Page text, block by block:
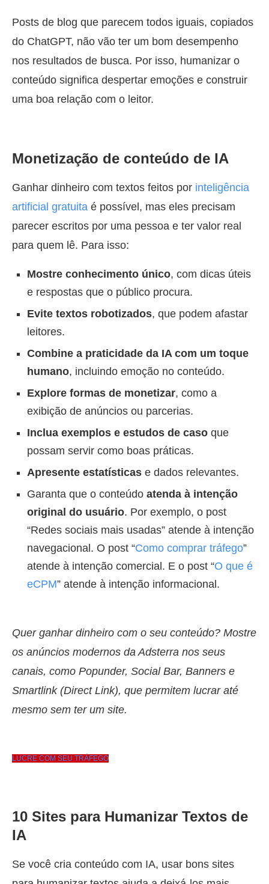
Posts de blog que parecem todos iguais, copiados
do ChatGPT, não vão ter um bom desempenho
nos resultados de busca. Por isso, humanizar o
conteúdo significa despertar emoções e construir
uma boa relação com o leitor.
Monetização de conteúdo de IA
Ganhar dinheiro com textos feitos por inteligência
artificial gratuita é possível, mas eles precisam
parecer escritos por uma pessoa e ter valor real
para quem lê. Para isso:
Mostre conhecimento único, com dicas úteis
e respostas que o público procura.
Evite textos robotizados, que podem afastar
leitores.
Combine a praticidade da IA com um toque
humano, incluindo emoção no conteúdo.
Explore formas de monetizar, como a
exibição de anúncios ou parcerias.
Inclua exemplos e estudos de caso que
possam servir como boas práticas.
Apresente estatísticas e dados relevantes.
Garanta que o conteúdo atenda à intenção
original do usuário. Por exemplo, o post
“Redes sociais mais usadas” atende à intenção
navegacional. O post “Como comprar tráfego”
atende à intenção comercial. E o post “O que é
eCPM” atende à intenção informacional.
Quer ganhar dinheiro com o seu conteúdo? Mostre
os anúncios modernos da Adsterra nos seus
canais, como Popunder, Social Bar, Banners e
Smartlink (Direct Link), que permitem lucrar até
mesmo sem ter um site.
LUCRE COM SEU TRÁFEGO
10 Sites para Humanizar Textos de
IA
Se você cria conteúdo com IA, usar bons sites